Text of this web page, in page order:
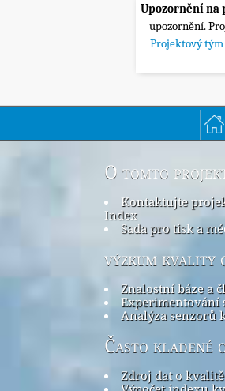
Upozornění na
upozornění.
Projektový
O tomto
Kontaktujte
Index
Sada pro tisk a
výzkum kvality
Znalostní báze a
Experimentování
Analýza senzorů
Často kladené
Zdroj dat o